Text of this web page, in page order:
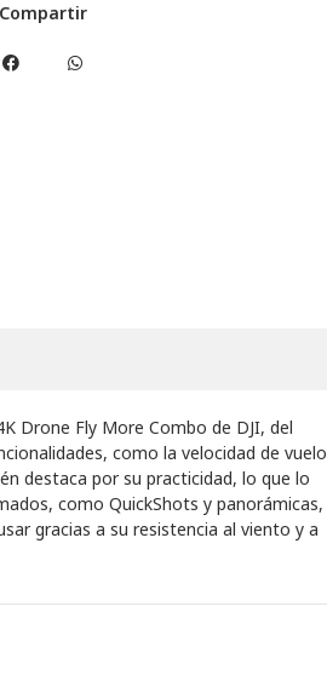
Compartir
Drone Fly More Combo de DJI, del
como la velocidad de vuelo
destaca por su practicidad, lo que lo
como QuickShots y panorámicas,
gracias a su resistencia al viento y a